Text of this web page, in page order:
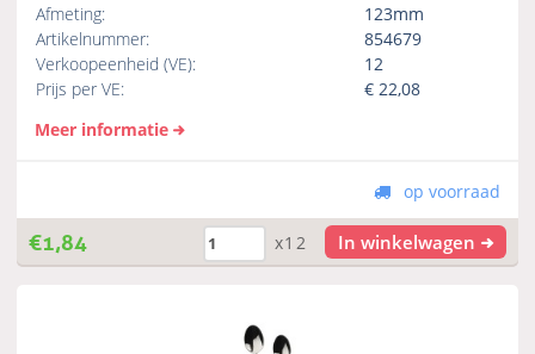
Afmeting:
123mm
Artikelnummer:
854679
Verkoopeenheid (VE):
12
Prijs per VE:
€ 22,08
Meer informatie
op voorraad
€1,84 x12 In winkelwagen